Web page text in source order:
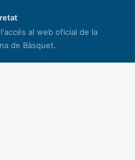
al web oficial de la
de Bàsquet.